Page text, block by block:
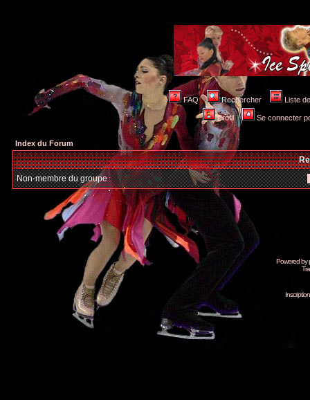
FAQ Rechercher Liste
Profil Se connecter
Index du Forum
Non-membre du groupe
Powered by